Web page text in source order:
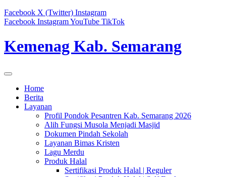
Facebook X (Twitter) Instagram
Facebook InstagramYouTube TikTok
Kemenag Kab. Semarang
Home
Berita
Layanan
Profil Pondok Pesantren Kab. Semarang 2026
Alih Fungsi Musola Menjadi Masjid
Dokumen Pindah Sekolah
Layanan Bimas Kristen
Lagu Merdu
Produk Halal
Sertifikasi Produk Halal | Reguler